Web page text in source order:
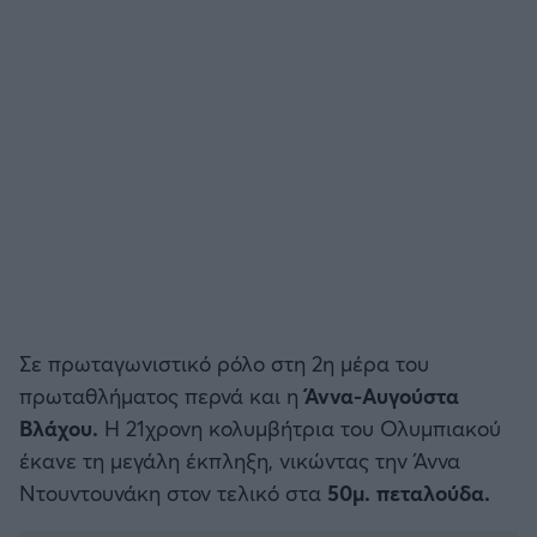
Σε πρωταγωνιστικό ρόλο στη 2η μέρα του
πρωταθλήματος περνά και η Άννα-Αυγούστα
Βλάχου. Η 21χρονη κολυμβήτρια του Ολυμπιακού
έκανε τη μεγάλη έκπληξη, νικώντας την Άννα
Ντουντουνάκη στον τελικό στα 50μ. πεταλούδα.